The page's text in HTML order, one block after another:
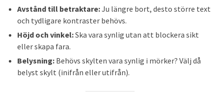
Avstånd till betraktare:Ju längre bort, desto större text
och tydligare kontraster behövs.
Höjd och vinkel:Ska vara synlig utan att blockera sikt
eller skapa fara.
Belysning: Behövs skylten vara synlig i mörker? Välj då
belyst skylt (inifrån eller utifrån).